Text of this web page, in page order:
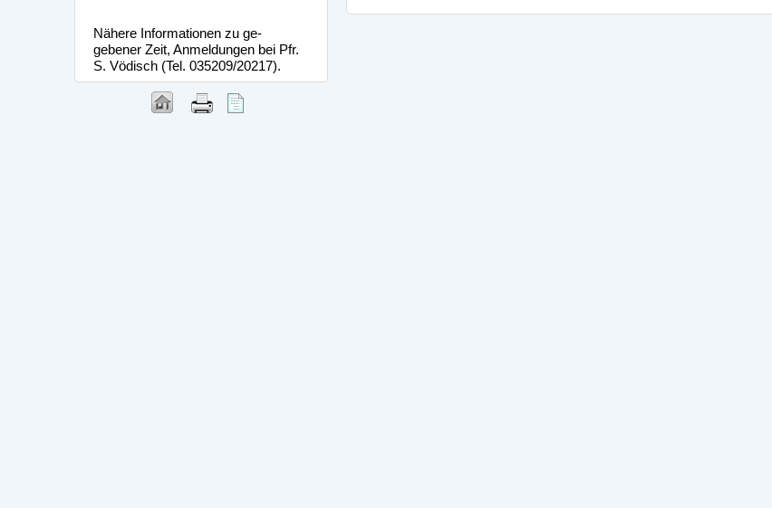
Nähere Informationen zu ge-
gebener Zeit, Anmeldungen bei Pfr.
S. Vödisch (Tel. 035209/20217).